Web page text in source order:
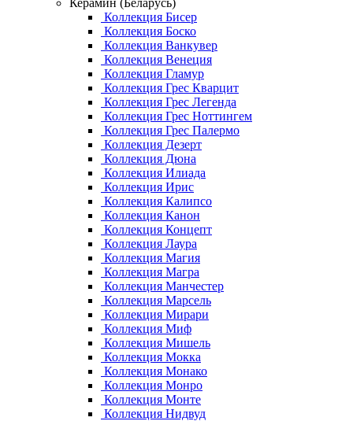
Керамин (Беларусь)
Коллекция Бисер
Коллекция Боско
Коллекция Ванкувер
Коллекция Венеция
Коллекция Гламур
Коллекция Грес Кварцит
Коллекция Грес Легенда
Коллекция Грес Ноттингем
Коллекция Грес Палермо
Коллекция Дезерт
Коллекция Дюна
Коллекция Илиада
Коллекция Ирис
Коллекция Калипсо
Коллекция Канон
Коллекция Концепт
Коллекция Лаура
Коллекция Магия
Коллекция Магра
Коллекция Манчестер
Коллекция Марсель
Коллекция Мирари
Коллекция Миф
Коллекция Мишель
Коллекция Мокка
Коллекция Монако
Коллекция Монро
Коллекция Монте
Коллекция Нидвуд